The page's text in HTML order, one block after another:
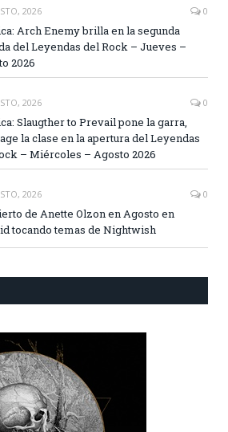
2026 0
Arch Enemy brilla en la segunda
del Leyendas del Rock – Jueves –
2026
2026 0
Slaugther to Prevail pone la garra,
la clase en la apertura del Leyendas
– Miércoles – Agosto 2026
2026 0
de Anette Olzon en Agosto en
tocando temas de Nightwish